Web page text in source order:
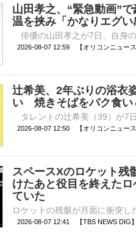
山田孝之、“緊急動画”
温を挟み「かなりエグい
2026-08-07 12:59 【オリコンニュース
辻希美、2年ぶりの浴
い 焼きそばをバク食い
2026-08-07 12:50 【オリコンニュース
スペースXのロケット
けたあと役目を終えた
ていた
2026-08-07 12:41 【TBS NEWS DIG】